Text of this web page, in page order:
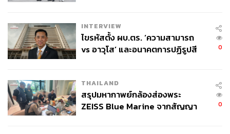
INTERVIEW
ไขรหัสตั้ง ผบ.ตร. ‘ความสามารถ
vs อาวุโส’ และอนาคตการปฏิรูปสี
0
THAILAND
สรุปมหากาพย์กล้องส่องพระ
ZEISS Blue Marine จากสัญญา
0